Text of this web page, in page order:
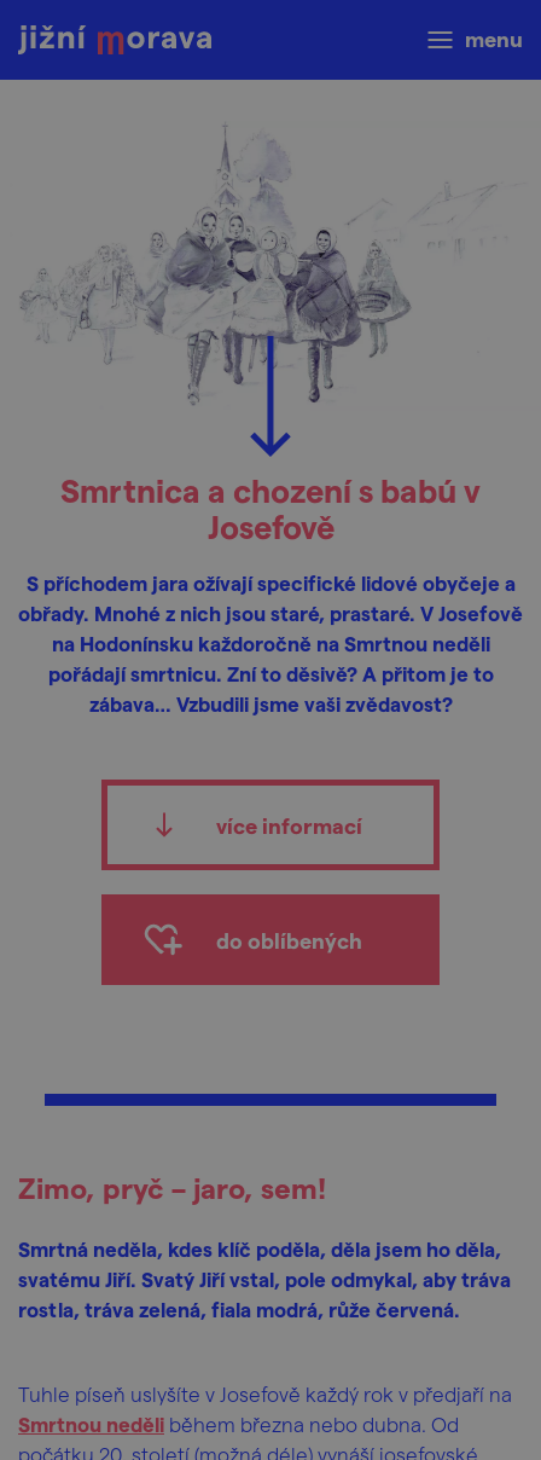
menu
Smrtnica a chození s babú v
Josefově
S příchodem jara ožívají specifické lidové obyčeje a
obřady. Mnohé z nich jsou staré, prastaré. V Josefově
na Hodonínsku každoročně na Smrtnou neděli
pořádají smrtnicu. Zní to děsivě? A přitom je to
zábava… Vzbudili jsme vaši zvědavost?
více informací
do oblíbených
Zimo, pryč – jaro, sem!
Smrtná neděla, kdes klíč poděla, děla jsem ho děla,
svatému Jiří. Svatý Jiří vstal, pole odmykal, aby tráva
rostla, tráva zelená, fiala modrá, růže červená.
Tuhle píseň uslyšíte v Josefově každý rok v předjaří na
Smrtnou neděli během března nebo dubna. Od
počátku 20. století (možná déle) vynáší josefovské